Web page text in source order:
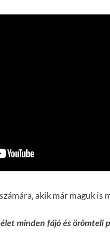
akik már maguk is
élet minden fájó és örömteli